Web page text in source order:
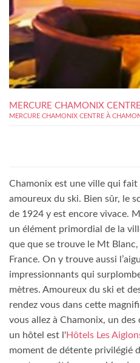
MERCURE CHAMONIX CENTRE
MERCURE CHAMONIX CENTRE À
Chamonix est une ville qui
amoureux du ski. Bien sûr, le
de 1924 y est encore vivace.
un élément primordial de la
que que se trouve le Mt
France. On y trouve aussi
impressionnants qui
mètres. Amoureux du ski et
rendez vous dans cette
vous allez à Chamonix, un
un hôtel est l'Hôtels Les
moment de détente privilégié